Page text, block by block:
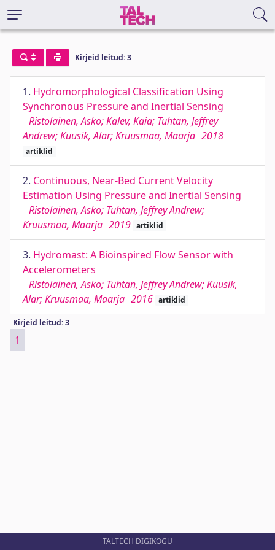
Kirjeid leitud: 3
1. Hydromorphological Classification Using
Synchronous Pressure and Inertial Sensing
Ristolainen, Asko; Kalev, Kaia; Tuhtan, Jeffrey
Andrew; Kuusik, Alar; Kruusmaa, Maarja 2018
artiklid
2. Continuous, Near-Bed Current Velocity
Estimation Using Pressure and Inertial Sensing
Ristolainen, Asko; Tuhtan, Jeffrey Andrew;
Kruusmaa, Maarja 2019 artiklid
3. Hydromast: A Bioinspired Flow Sensor with
Accelerometers
Ristolainen, Asko; Tuhtan, Jeffrey Andrew; Kuusik,
Alar; Kruusmaa, Maarja 2016 artiklid
Kirjeid leitud: 3
1
TALTECH DIGIKOGU